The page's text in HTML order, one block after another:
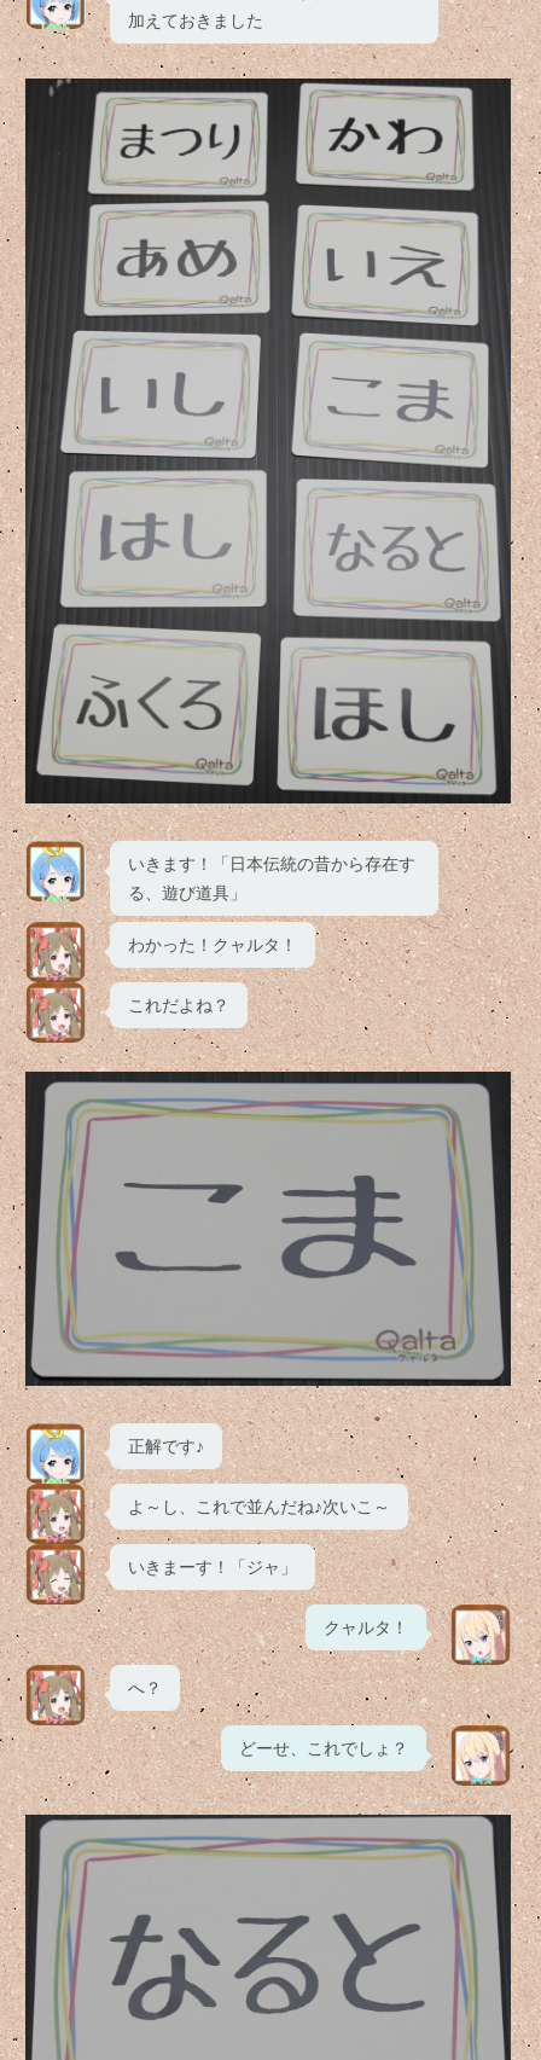
加えておきました
いきます！「日本伝統の昔から存在す
る、遊び道具」
わかった！クャルタ！
これだよね？
正解です♪
よ～し、これで並んだね♪次いこ～
いきまーす！「ジャ」
クャルタ！
へ？
どーせ、これでしょ？